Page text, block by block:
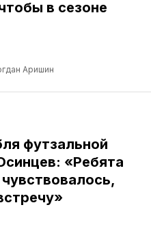
в сезоне
Аришин
футзальной
«Ребята